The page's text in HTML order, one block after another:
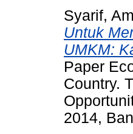
Syarif,
Untuk
UMKM:
Paper
Country.
2014,